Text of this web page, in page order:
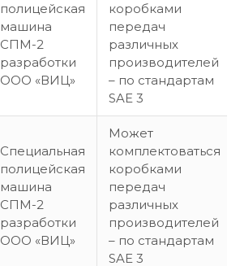
полицейская
машина
СПМ-2
разработки
ООО «ВИЦ»
коробками
передач
различных
производителей
– по стандартам
SAE 3
Специальная
полицейская
машина
СПМ-2
разработки
ООО «ВИЦ»
Может
комплектоваться
коробками
передач
различных
производителей
– по стандартам
SAE 3